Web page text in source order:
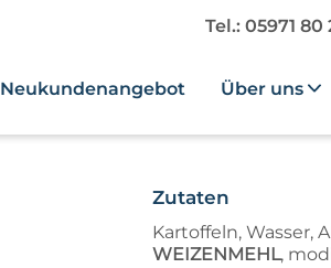
Tel.: 05971
Neukundenangebot Über uns
Zutaten
Kartoffeln, Wasser,
WEIZENMEHL,